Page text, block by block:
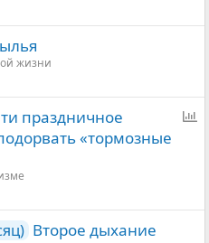
жизни
О
праздничное
«тормозные
Второе дыхание